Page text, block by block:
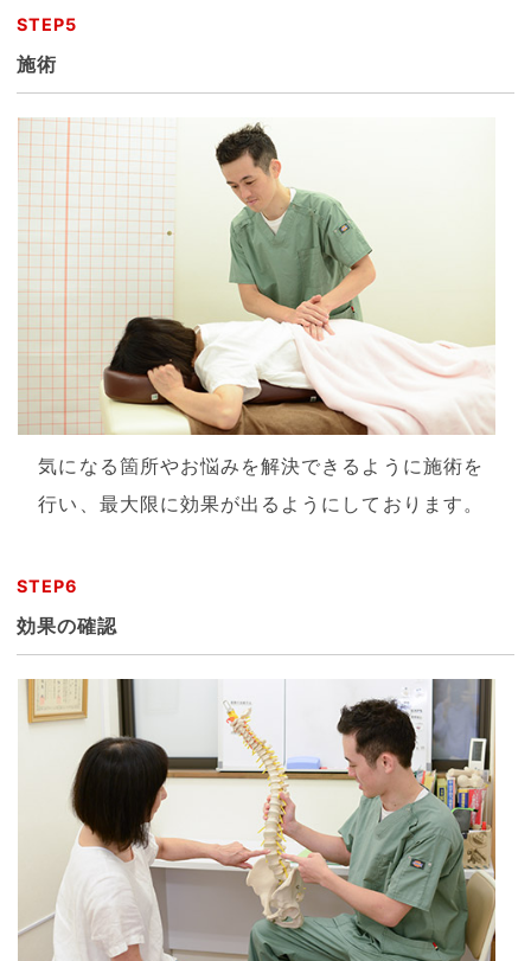
STEP5
施術
気になる箇所やお悩みを解決できるように施術を
行い、最大限に効果が出るようにしております。
STEP6
効果の確認